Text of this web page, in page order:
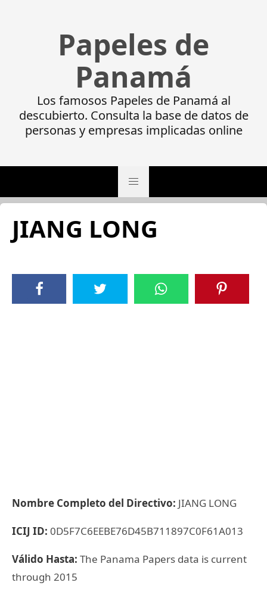
Papeles de
Panamá
Los famosos Papeles de Panamá al
descubierto. Consulta la base de datos de
personas y empresas implicadas online
JIANG LONG
Nombre Completo del Directivo: JIANG LONG
ICIJ ID: 0D5F7C6EEBE76D45B711897C0F61A013
Válido Hasta: The Panama Papers data is current
through 2015